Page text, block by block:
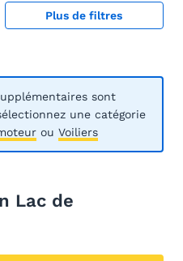
Plus de filtres
sont
une catégorie
ou Voiliers
Lac de